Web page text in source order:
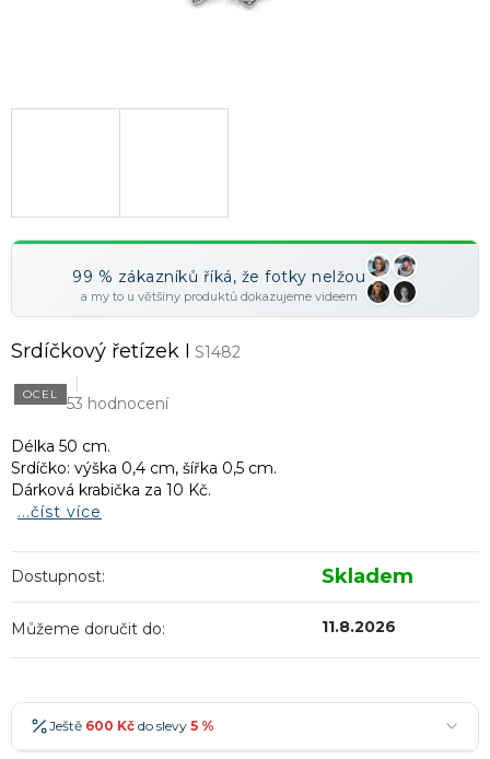
99 % zákazníků říká, že fotky nelžou
a my to u většiny produktů dokazujeme videem
Srdíčkový řetízek I S1482
OCEL 53 hodnocení
Délka 50 cm.
Srdíčko: výška 0,4 cm, šířka 0,5 cm.
Dárková krabička za 10 Kč.
...číst více
Dostupnost: Skladem
Můžeme doručit do: 11.8.2026
Ještě 600 Kč do slevy 5 %